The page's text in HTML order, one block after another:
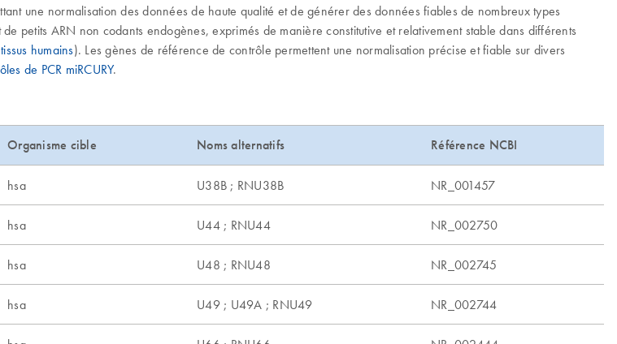
une normalisation des données de haute qualité et de générer des données fiables de nombreux types
petits ARN non codants endogènes, exprimés de manière constitutive et relativement stable dans différents
humains). Les gènes de référence de contrôle permettent une normalisation précise et fiable sur divers
de PCR miRCURY.
Organisme cible Noms alternatifs Référence NCBI
hsa U38B ; RNU38B NR_001457
hsa U44 ; RNU44 NR_002750
hsa U48 ; RNU48 NR_002745
hsa U49 ; U49A ; RNU49 NR_002744